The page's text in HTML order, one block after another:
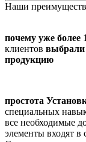
Наши
почему уже более
клиентов
продукцию
простота
специальных
все необходимые
элементы входят в